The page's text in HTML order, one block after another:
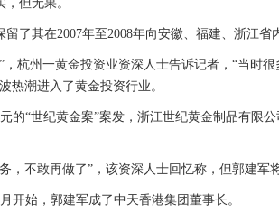
但无果。
了其在2007年至2008年向安徽、福建、浙江省
，杭州一黄金投资业资深人士告诉记者，“当时
热潮进入了黄金投资行业。
的“世纪黄金案”案发，浙江世纪黄金制品有限
不敢再做了”，该资深人士回忆称，但郭建军
开始，郭建军成了中天香港集团董事长。